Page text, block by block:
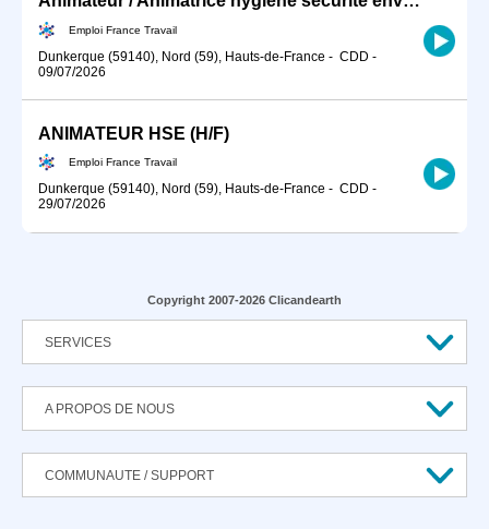
Emploi France Travail
Dunkerque (59140), Nord (59), Hauts-de-France - CDD -
09/07/2026
ANIMATEUR HSE (H/F)
Emploi France Travail
Dunkerque (59140), Nord (59), Hauts-de-France - CDD -
29/07/2026
Copyright 2007-2026 Clicandearth
SERVICES
A PROPOS DE NOUS
COMMUNAUTE / SUPPORT